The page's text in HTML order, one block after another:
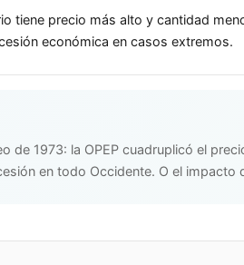
tiene precio más alto y cantidad
económica en casos extremos.
de 1973: la OPEP cuadruplicó el
en todo Occidente. O el impacto